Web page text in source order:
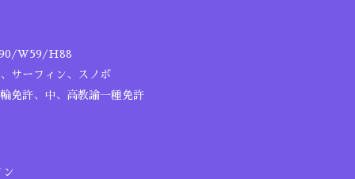
W59/H88
サーフィン、スノボ
免許、中、高教諭一種免許
ン